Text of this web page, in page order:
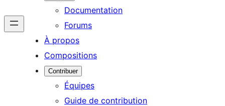
Documentation
Forums
À propos
Compositions
Contribuer
Équipes
Guide de contribution